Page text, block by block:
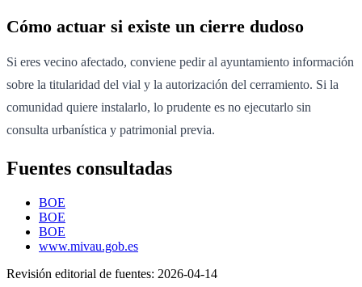
Cómo actuar si existe un cierre dudoso
Si eres vecino afectado, conviene pedir al ayuntamiento información
sobre la titularidad del vial y la autorización del cerramiento. Si la
comunidad quiere instalarlo, lo prudente es no ejecutarlo sin
consulta urbanística y patrimonial previa.
Fuentes consultadas
BOE
BOE
BOE
www.mivau.gob.es
Revisión editorial de fuentes: 2026-04-14